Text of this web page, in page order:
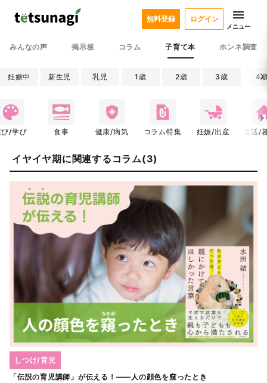
みんなの声 掲示板 コラム 子育て本 ホンネ調査
無料登録 ログイン
メニュー
妊娠中 新生児 乳児 1歳 2歳 3歳 4
び/学び 食事 健康/病気 コラム特集 妊娠/出産 生活/
イヤイヤ期に関連するコラム(3)
「伝説の育児講師」が伝える！――人の顔色を窺ったとき
しつけ/育児